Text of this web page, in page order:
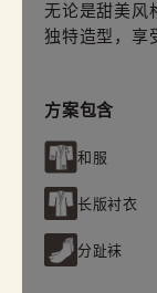
无论是甜美风
独特造型，享
方案包含
和服
长版衬衣
分趾袜